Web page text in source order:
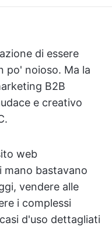
di essere
po' noioso. Ma la
B2B
e creativo
web
bastavano
vendere alle
i complessi
d'uso dettagliati